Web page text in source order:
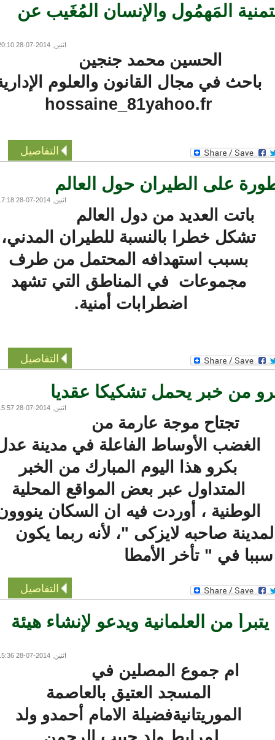
المَهمُول والإنسان المُغَيب عن
اثنين, 2014-07-28 20:10
الحسين محمد جنجين
باحث في مجال القانون والعلوم الإدارية
hossaine_81yahoo.fr
التفاصيل
على الطيران حول العالم
اثنين, 2014-07-28 17:18
باتت العديد من دول العالم
تشكل خطرا بالنسبة للطيران المدني،
بسبب استهدافه المحتمل من طرف
مجموعات في المناطق التي تشهد
اضطرابات أمنية.
التفاصيل
خبر يحمل تشكيكا عقديا
اثنين, 2014-07-28 15:57
تجتاح موجة عارمة من
الغضب الأوساط الفاعلة في مدينة عدل
بكرو هذا اليوم المبارك من الخبر
المتداول عبر بعض المواقع المحلية
الوطنية ، أوردت فيه ان السكان ينووون
صاحبه لايزكى "، لأنه ربما يكون
في " تأخر الأمطا
التفاصيل
من العلمانية ويدعو لإنشاء هيئة
اثنين, 2014-07-28 15:36
ام جموع المصلين في
المسجد العتيق بالعاصمة
الموريتانيةفضيلة الامام أحمدو ولد